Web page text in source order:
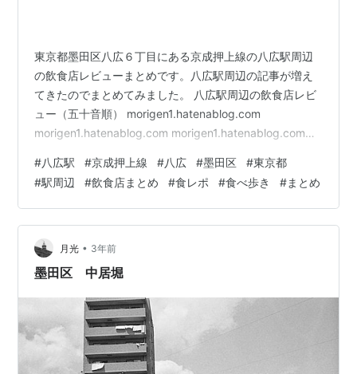
東京都墨田区八広６丁目にある京成押上線の八広駅周辺
の飲食店レビューまとめです。八広駅周辺の記事が増え
てきたのでまとめてみました。 八広駅周辺の飲食店レビ
ュー（五十音順） morigen1.hatenablog.com
morigen1.hatenablog.com morigen1.hatenablog.com
ホルダー 電車グッズ 赤い電車(akaidensya) Amazon
（参考記事） morigen1.hatenablog.com
morigen1.hatenablog.com morigen1.hatenab…
#八広駅 #京成押上線 #八広 #墨田区 #東京都
#駅周辺 #飲食店まとめ #食レポ #食べ歩き #まとめ
月光 • 3年前
墨田区 中居堀